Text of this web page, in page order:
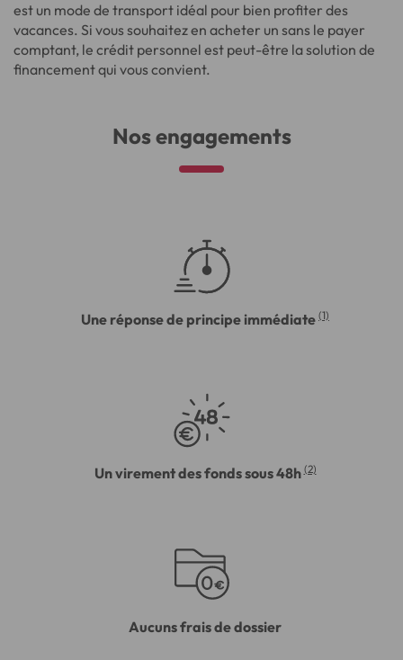
est un mode de transport idéal pour bien profiter des
vacances. Si vous souhaitez en acheter un sans le payer
comptant, le crédit personnel est peut-être la solution de
financement qui vous convient.
Nos engagements
Une réponse de principe immédiate (1)
Un virement des fonds sous 48h (2)
Aucuns frais de dossier